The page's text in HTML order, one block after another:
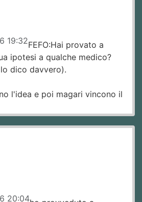
19:32FEFO:Hai provato a
ipotesi a qualche medico?
dico davvero).
l'idea e poi magari vincono il
20:04